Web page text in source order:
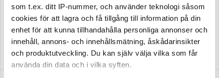
som t.ex. ditt IP-nummer, och använder teknologi såsom
cookies för att lagra och få tillgång till information på din
enhet för att kunna tillhandahålla personliga annonser och
innehåll, annons- och innehållsmätning, åskådarinsikter
och produktutveckling. Du kan själv välja vilka som får
använda din data och i vilka syften.
Westerland pepparkvarn 12
cm grön
599 kr
Få i lager
Skärbräda bröd Akacia
42x28 cm
639 kr
I lager